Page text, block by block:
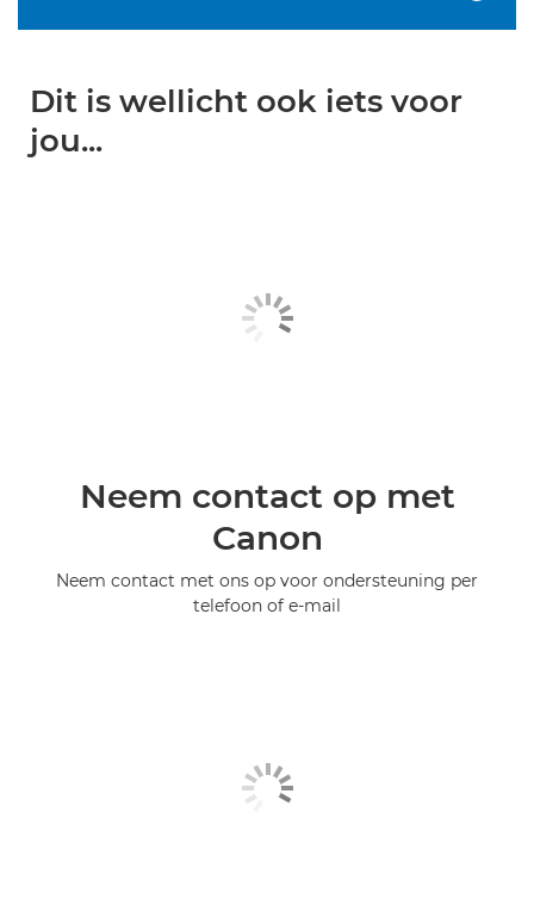
Dit is wellicht ook iets voor
jou...
Neem contact op met
Canon
Neem contact met ons op voor ondersteuning per
telefoon of e-mail